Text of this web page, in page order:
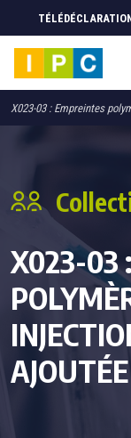
X023-03 : Empreintes
X023-03
AJOUTÉE